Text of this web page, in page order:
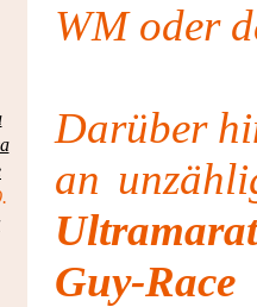
WM oder
Darüber
an
Guy-Race